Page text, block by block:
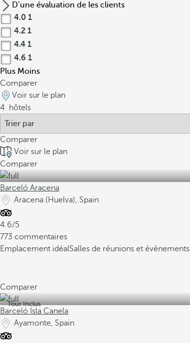
D’une évaluation de les clients
4.0 1
4.2 1
4.4 1
4.6 1
Plus Moins
Comparer
Voir sur le plan
4
hôtels
Comparer
Voir sur le plan
Comparer
Barceló Aracena
Aracena (Huelva), Spain
4.6/5
773 commentaires
Emplacement idéalSalles de réunions et évènements
Comparer
Tout Inclus
Barceló Isla Canela
Ayamonte, Spain